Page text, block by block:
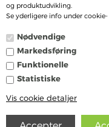
og produktudvikling.
Se yderligere info under
Nødvendige
Markedsføring
Funktionelle
Statistiske
Vis cookie detaljer